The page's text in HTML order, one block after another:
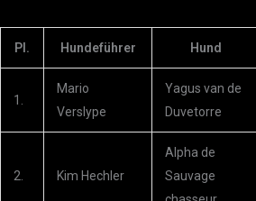
Pl. Hundeführer Hund
1.
Mario
Verslype
Yagus van de
Duvetorre
2. Kim Hechler
Alpha de
Sauvage